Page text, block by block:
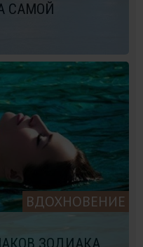
САМОЙ
ВДОХНОВЕНИЕ
ЗОДИАКА